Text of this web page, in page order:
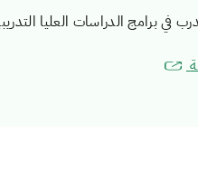
في برامج الدراسات العليا